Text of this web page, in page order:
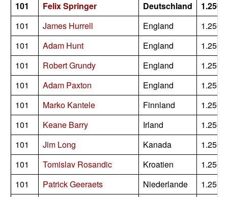
101
Felix Springer Deutschland
1.250
101
James Hurrell England
1.250
101
Adam Hunt England
1.250
101
Robert Grundy England
1.250
101
Adam Paxton England
1.250
101
Marko Kantele Finnland
1.250
101
Keane Barry Irland
1.250
101
Jim Long Kanada
1.250
101
Tomislav Rosandic Kroatien
1.250
101
Patrick Geeraets Niederlande
1.250